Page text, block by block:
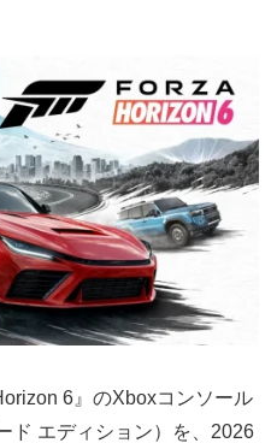
6』のXboxコンソール
ド エディション）を、2026